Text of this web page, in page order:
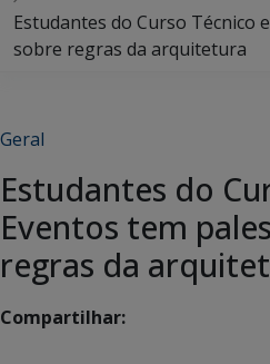
Estudantes do Curso Técnico
sobre regras da arquitetura
Geral
Estudantes do
Eventos tem
regras da
Compartilhar: